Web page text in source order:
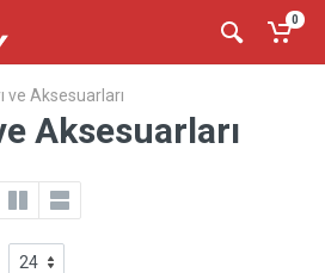
0
ve Aksesuarları
Aksesuarları